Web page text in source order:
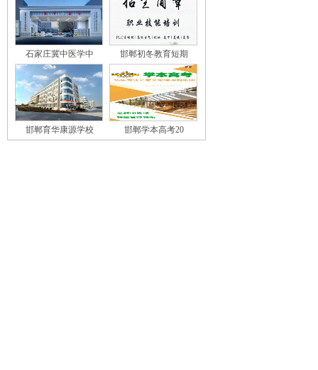
石家庄冀中医学中 邯郸初冬教育短期
邯郸育华康源学校 邯郸学本高考20